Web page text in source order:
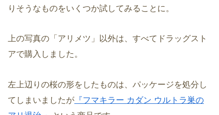
りそうなものをいくつか試してみることに。
上の写真の「アリメツ」以外は、すべてドラッグスト
アで購入しました。
左上辺りの桜の形をしたものは、パッケージを処分し
てしまいましたが 『フマキラー カダン ウルトラ巣の